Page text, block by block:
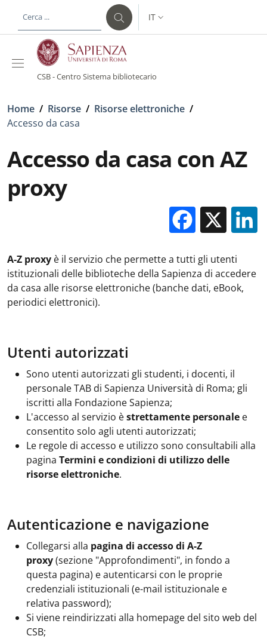
al contenuto principale
SELETTORE LINGUA:
IT
CSB - Centro Sistema bibliotecario
Briciole di pane
Home / Risorse / Risorse elettroniche /
Accesso da casa
Accesso da casa con AZ
proxy
X
A-Z proxy è il servizio che permette a tutti gli utenti
istituzionali delle biblioteche della Sapienza di accedere
da casa alle risorse elettroniche (banche dati, eBook,
periodici elettronici).
Utenti autorizzati
Sono utenti autorizzati gli studenti, i docenti, il
personale TAB di Sapienza Università di Roma; gli
iscritti alla Fondazione Sapienza;
L'accesso al servizio èstrettamente personale e
consentito solo agli utenti autorizzati;
Le regole di accesso e utilizzo sono consultabili alla
pagina Termini e condizioni di utilizzo delle
risorse elettroniche.
Autenticazione e navigazione
Collegarsi alla pagina di accesso di A-Z
proxy(sezione "Approfondimenti", in fondo a
questa pagina) e autenticarsi con le proprie
credenziali istituzionali (e-mail istituzionale e
relativa password);
Si viene reindirizzati alla homepage del sito web del
CSB;